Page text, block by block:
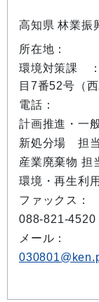
高知県 林業振
所在地：
環境対策課
目7番52号（西
電話：
計画推進・一
新処分場 担
産業廃棄物 担
環境・再生利
ファックス：
088-821-4520
メール：